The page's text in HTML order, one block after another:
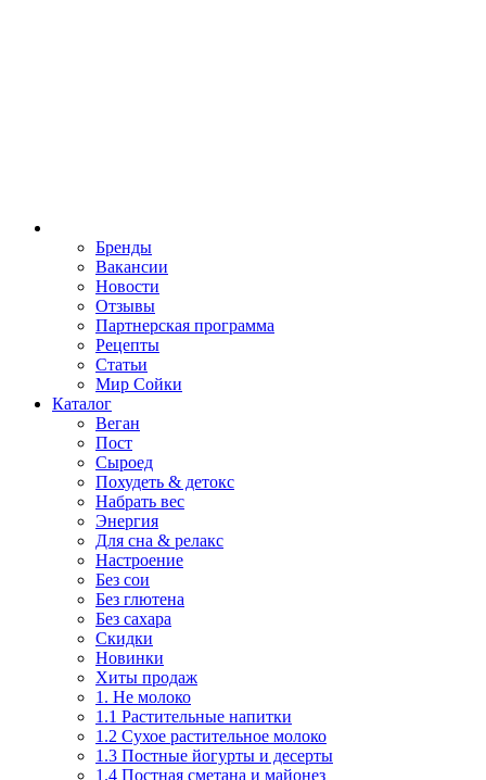
Бренды
Вакансии
Новости
Отзывы
Партнерская программа
Рецепты
Статьи
Мир Сойки
Каталог
Веган
Пост
Сыроед
Похудеть & детокс
Набрать вес
Энергия
Для сна & релакс
Настроение
Без сои
Без глютена
Без сахара
Скидки
Новинки
Хиты продаж
1. Не молоко
1.1 Растительные напитки
1.2 Сухое растительное молоко
1.3 Постные йогурты и десерты
1.4 Постная сметана и майонез